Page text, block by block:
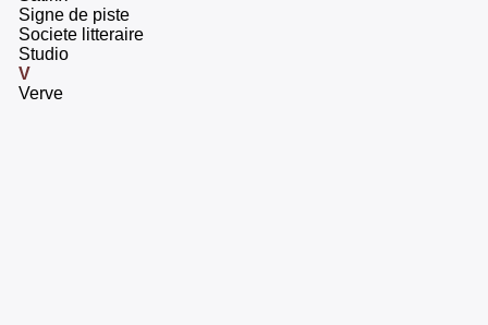
‎Signe de piste‎
‎Societe litteraire‎
‎Studio ‎
V
‎Verve‎